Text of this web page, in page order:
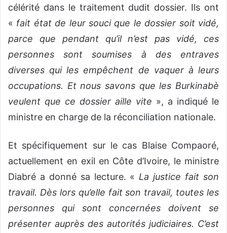
célérité dans le traitement dudit dossier. Ils ont
« fait état de leur souci que le dossier soit vidé,
parce que pendant qu’il n’est pas vidé, ces
personnes sont soumises à des entraves
diverses qui les empêchent de vaquer à leurs
occupations. Et nous savons que les Burkinabè
veulent que ce dossier aille vite », a indiqué le
ministre en charge de la réconciliation nationale.
Et spécifiquement sur le cas Blaise Compaoré,
actuellement en exil en Côte d’Ivoire, le ministre
Diabré a donné sa lecture. « La justice fait son
travail. Dès lors qu’elle fait son travail, toutes les
personnes qui sont concernées doivent se
présenter auprès des autorités judiciaires. C’est